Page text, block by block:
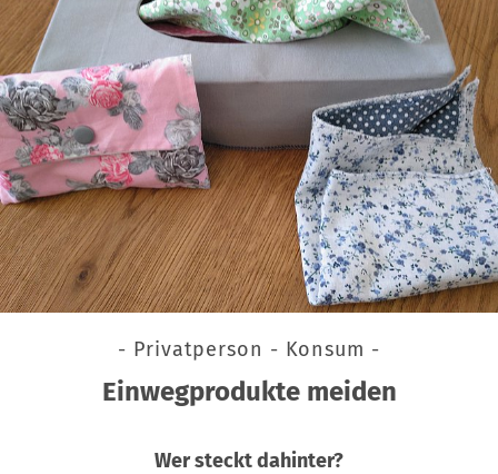
- Privatperson - Konsum -
Einwegprodukte meiden
Wer steckt dahinter?